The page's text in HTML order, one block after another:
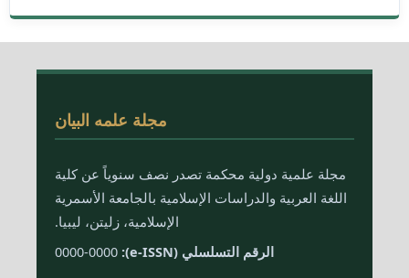
مجلة علمه البيان
مجلة علمية دولية محكمة تصدر نصف سنوياً عن كلية
اللغة العربية والدراسات الإسلامية بالجامعة الأسمرية
الإسلامية، زليتن، ليبيا.
الرقم التسلسلي (e-ISSN):
0000-0000